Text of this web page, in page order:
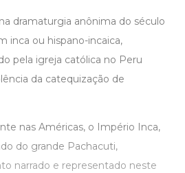
dramaturgia anônima do século
inca ou hispano-incaica,
pela igreja católica no Peru
da catequização de
nas Américas, o Império Inca,
do grande Pachacuti,
narrado e representado neste